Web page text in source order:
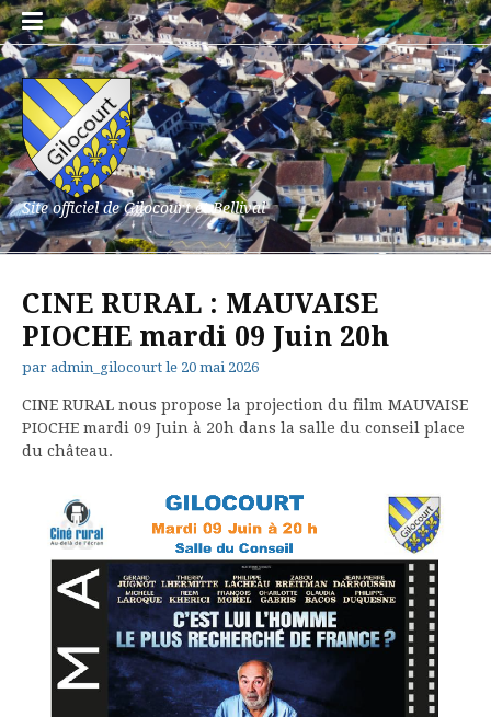
Aller
au
contenu
Site officiel de Gilocourt et Bellival
CINE RURAL : MAUVAISE
PIOCHE mardi 09 Juin 20h
par admin_gilocourt le 20 mai 2026
CINE RURAL nous propose la projection du film MAUVAISE
PIOCHE mardi 09 Juin à 20h dans la salle du conseil place
du château.